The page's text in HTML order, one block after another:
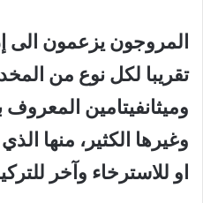
المروجون يزعمون الى
تقريبا لكل نوع من
وميثانفيتامين
وغيرها الكثير، منها
او للاسترخاء وآخر